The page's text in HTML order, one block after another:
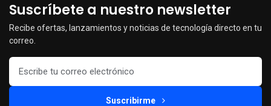
Suscríbete a nuestro newsletter
Recibe ofertas, lanzamientos y noticias de tecnología directo en tu
correo.
Suscribirme